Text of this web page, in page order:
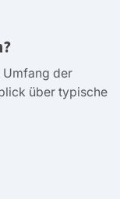
Umfang der
über typische